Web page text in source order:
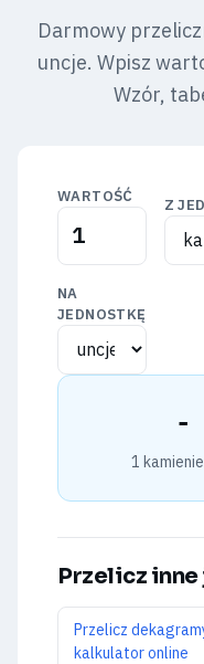
Darmowy
uncje. Wpisz
Wzór,
WARTOŚĆ
Z
NA
JEDNOSTKĘ
-
1
Przelicz
Przelicz
kalkulator online